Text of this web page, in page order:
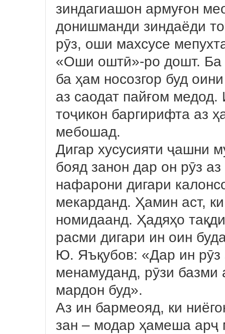
зиндагиашон армуғон
донишманди зиндаёди
рӯз, оши махсусе
«Оши оштӣ»-ро дошт. Ба
ба ҳам носозгор буд
аз саодат пайғом
тоҷикон баргирифта аз
мебошад.
Дигар хусусияти ҷашни
бояд занон дар он рӯз
нафарони дигари
мекарданд. Ҳамин аст,
номидаанд. Ҳадяҳо
расми дигари ин оин
Ю. Яъқубов: «Дар ин рӯз
менамуданд, рӯзи базми
мардон буд».
Аз ин бармеояд, ки
зан – модар ҳамеша арҷ